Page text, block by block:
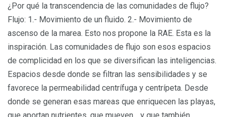
¿Por qué la transcendencia de las comunidades de flujo?
Flujo: 1.- Movimiento de un fluido. 2.- Movimiento de
ascenso de la marea. Esto nos propone la RAE. Esta es la
inspiración. Las comunidades de flujo son esos espacios
de complicidad en los que se diversifican las inteligencias.
Espacios desde donde se filtran las sensibilidades y se
favorece la permeabilidad centrífuga y centrípeta. Desde
donde se generan esas mareas que enriquecen las playas,